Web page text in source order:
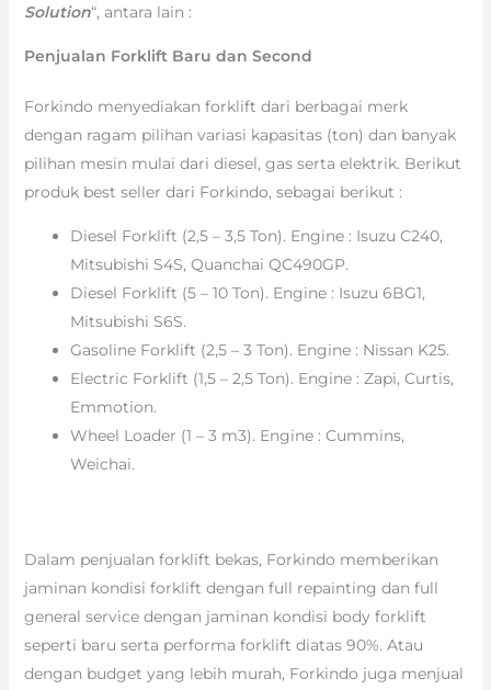
Solution“, antara lain :
Penjualan Forklift Baru dan Second
Forkindo menyediakan forklift dari berbagai merk
dengan ragam pilihan variasi kapasitas (ton) dan banyak
pilihan mesin mulai dari diesel, gas serta elektrik. Berikut
produk best seller dari Forkindo, sebagai berikut :
Diesel Forklift (2,5 – 3,5 Ton). Engine : Isuzu C240,
Mitsubishi S4S, Quanchai QC490GP.
Diesel Forklift (5 – 10 Ton). Engine : Isuzu 6BG1,
Mitsubishi S6S.
Gasoline Forklift (2,5 – 3 Ton). Engine : Nissan K25.
Electric Forklift (1,5 – 2,5 Ton). Engine : Zapi, Curtis,
Emmotion.
Wheel Loader (1 – 3 m3). Engine : Cummins,
Weichai.
Dalam penjualan forklift bekas, Forkindo memberikan
jaminan kondisi forklift dengan full repainting dan full
general service dengan jaminan kondisi body forklift
seperti baru serta performa forklift diatas 90%. Atau
dengan budget yang lebih murah, Forkindo juga menjual